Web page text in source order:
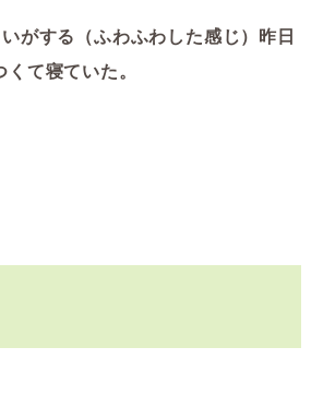
がする（ふわふわした感じ）昨日
て寝ていた。